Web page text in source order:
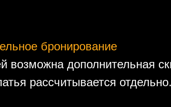
бронирование
возможна дополнительная
рассчитывается отдельно.